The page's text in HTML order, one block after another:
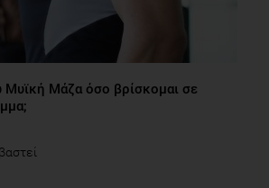
Μάζα όσο βρίσκομαι σε